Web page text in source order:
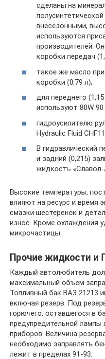
сделаны на
внесезонными,
используются
производителей.
коробки передач
такое же масло
коробки (0,79 л);
для переднего
используют 80W 90
гидроусилителю
Hydraulic Fluid
В гидравлический
и задний (0,215)
жидкость
Высокие температуры,
влияют на ресурс и время
смазки шестеренок и
износ. Кроме охлаждения
микрочастицы.
Прочие жидкости и
Каждый автолюбитель
максимальный объем
Топливный бак ВАЗ 21213
включая резерв. Под
горючего, оставшегося в
предупредительной лампы
приборов. Величина
необходимо заправлять
лежит в пределах 91-93.